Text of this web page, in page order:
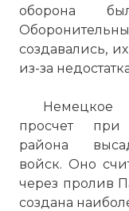
оборона
создавались,
из-за
Немецкое
просчет при
района
войск. Оно
через пролив
создана